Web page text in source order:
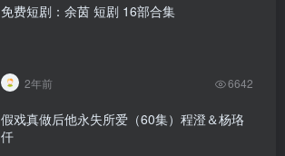
免费短剧：余茵 短剧 16部合集
2年前 6642
假戏真做后他永失所爱（60集）程澄＆杨珞
仟